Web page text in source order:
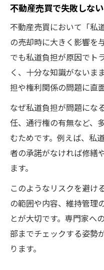
不動産売買で失敗しな
不動産売買において「私
の売却時に大きく影響を
でも私道負担が原因でト
く、十分な知識がないま
担や権利関係の問題に直
なぜ私道負担が問題にな
任、通行権の有無など、
むためです。例えば、私
者の承諾がなければ修繕
ます。
このようなリスクを避け
の範囲や内容、維持管理
とが大切です。専門家へ
部までチェックする姿勢
ります。